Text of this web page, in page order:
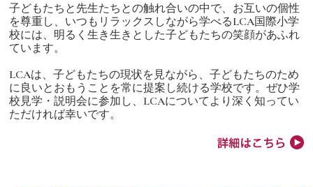
子どもたちと先生たちとの触れ合いの中で、お互いの個性
を尊重し、いつもリラックスしながら学べるLCA国際小学
校には、明るく生き生きとした子どもたちの笑顔があふれ
ています。
LCAは、子どもたちの現状を見ながら、子どもたちのため
に良いとおもうことを常に提案し続ける学校です。ぜひ学
校見学・説明会に参加し、LCAについてより深く知ってい
ただければ幸いです。